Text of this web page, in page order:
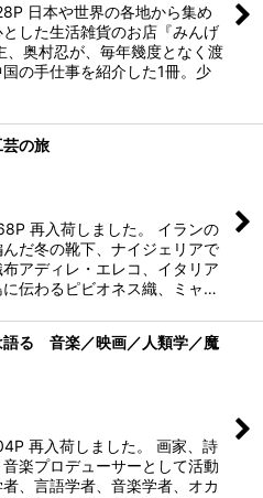
日本や世界の各地から集め
した生活雑貨のお店『みんげ
、奥村忍が、毎年幾度となく渡
の手仕事を紹介した1冊。少
の旅
再入荷しました。 イランの
だ冬の靴下、ナイジェリアで
アディレ・エレコ、イタリア
伝わるピビオネス織、ミャ…
語る 音楽／映画／人類学／魔
再入荷しました。 画家、詩
楽プロデューサーとして活動
、言語学者、音楽学者、オカ